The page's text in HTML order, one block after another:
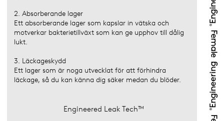
2. Absorberande lager
Ett absorberande lager som kapslar in vätska och
motverkar bakterietillväxt som kan ge upphov till dålig
lukt.
3. Läckageskydd
Ett lager som är noga utvecklat för att förhindra
läckage, så du kan känna dig säker medan du blöder.
Engineered Leak Tech™